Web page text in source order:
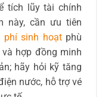
tích lũy tài chính
này, cần ưu tiên
phí sinh hoạtphù
hợp đồng minh
hãy hỏi kỹ tăng
nước, hỗ trợ vé